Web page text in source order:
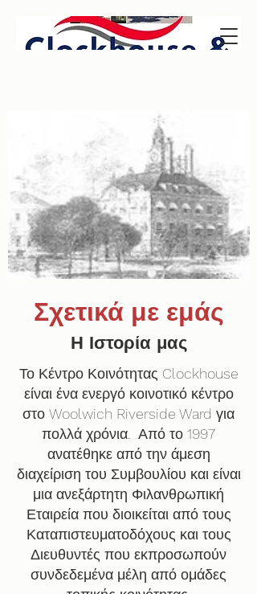
Σχετικά με εμάς
Η Ιστορία μας
Το Κέντρο Κοινότητας Clockhouse
είναι ένα ενεργό κοινοτικό κέντρο
στο Woolwich Riverside Ward για
πολλά χρόνια.
Από το 1997
ανατέθηκε από την άμεση
διαχείριση του Συμβουλίου και είναι
μια ανεξάρτητη Φιλανθρωπική
Εταιρεία που διοικείται από τους
Καταπιστευματοδόχους και τους
Διευθυντές που εκπροσωπούν
συνδεδεμένα μέλη από ομάδες